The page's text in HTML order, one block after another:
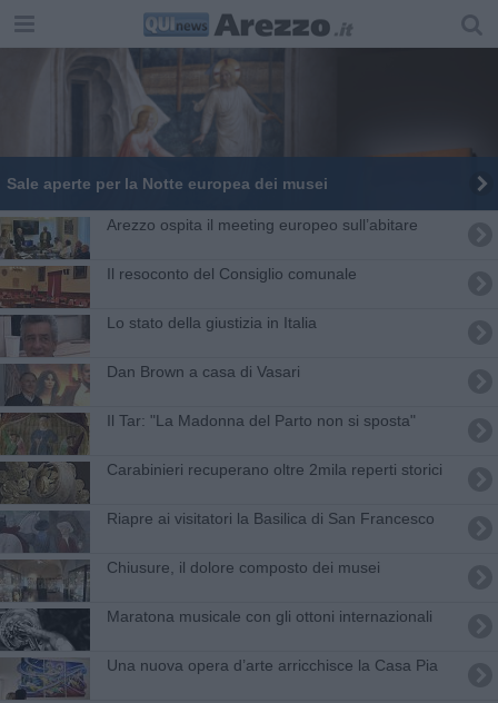
Sale aperte per la Notte europea dei musei
​Arezzo ospita il meeting europeo sull’abitare
Il resoconto del Consiglio comunale
Lo stato della giustizia in Italia
Dan Brown a casa di Vasari
Il Tar: "La Madonna del Parto non si sposta"
Carabinieri recuperano oltre 2mila reperti storici
Riapre ai visitatori la Basilica di San Francesco
Chiusure, il dolore composto dei musei
Maratona musicale con gli ottoni internazionali
Una nuova opera d’arte arricchisce la Casa Pia